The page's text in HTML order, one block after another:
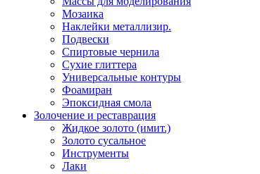
Мозаика
Наклейки металлизир.
Подвески
Спиртовые чернила
Сухие глиттера
Универсальные контуры
Фоамиран
Эпоксидная смола
Золочение и реставрация
Жидкое золото (имит.)
Золото сусальное
Инструменты
Лаки